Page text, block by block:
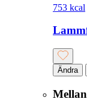
753 kcal
Ändra